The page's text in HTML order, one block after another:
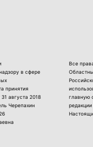
в сфере
принятия
августа 2018
Черепахин
Все
главную